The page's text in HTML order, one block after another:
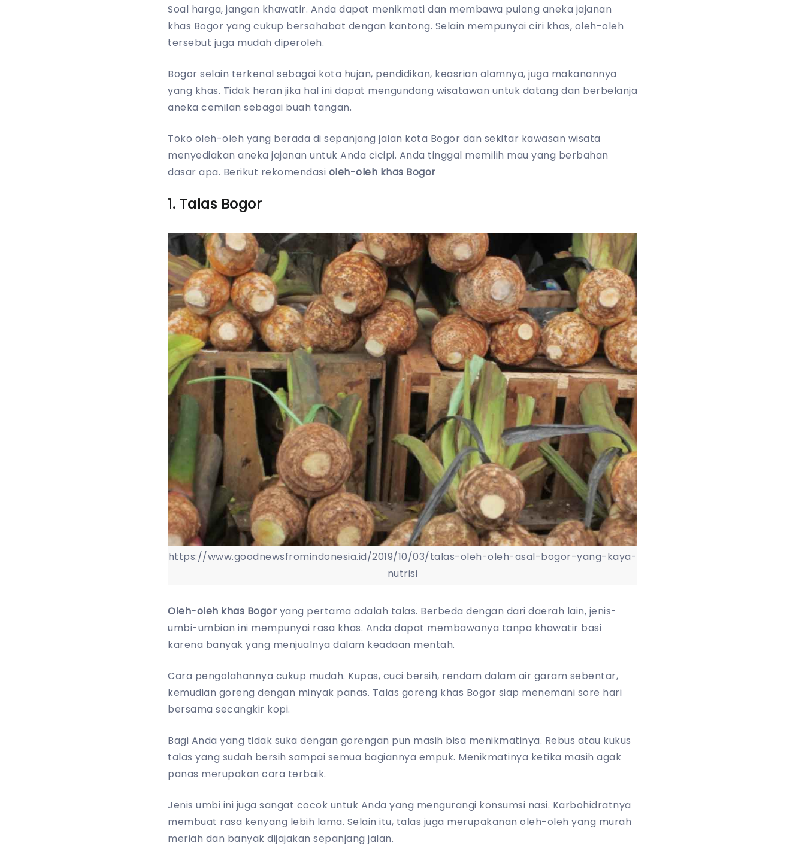
Soal harga, jangan khawatir. Anda dapat menikmati dan membawa pulang aneka jajanan
khas Bogor yang cukup bersahabat dengan kantong. Selain mempunyai ciri khas, oleh-oleh
tersebut juga mudah diperoleh.
Bogor selain terkenal sebagai kota hujan, pendidikan, keasrian alamnya, juga makanannya
yang khas. Tidak heran jika hal ini dapat mengundang wisatawan untuk datang dan berbelanja
aneka cemilan sebagai buah tangan.
Toko oleh-oleh yang berada di sepanjang jalan kota Bogor dan sekitar kawasan wisata
menyediakan aneka jajanan untuk Anda cicipi. Anda tinggal memilih mau yang berbahan
dasar apa. Berikut rekomendasi oleh-oleh khas Bogor
1. Talas Bogor
https://www.goodnewsfromindonesia.id/2019/10/03/talas-oleh-oleh-asal-bogor-yang-kaya-
nutrisi
Oleh-oleh khas Bogor yang pertama adalah talas. Berbeda dengan dari daerah lain, jenis-
umbi-umbian ini mempunyai rasa khas. Anda dapat membawanya tanpa khawatir basi
karena banyak yang menjualnya dalam keadaan mentah.
Cara pengolahannya cukup mudah. Kupas, cuci bersih, rendam dalam air garam sebentar,
kemudian goreng dengan minyak panas. Talas goreng khas Bogor siap menemani sore hari
bersama secangkir kopi.
Bagi Anda yang tidak suka dengan gorengan pun masih bisa menikmatinya. Rebus atau kukus
talas yang sudah bersih sampai semua bagiannya empuk. Menikmatinya ketika masih agak
panas merupakan cara terbaik.
Jenis umbi ini juga sangat cocok untuk Anda yang mengurangi konsumsi nasi. Karbohidratnya
membuat rasa kenyang lebih lama. Selain itu, talas juga merupakanan oleh-oleh yang murah
meriah dan banyak dijajakan sepanjang jalan.